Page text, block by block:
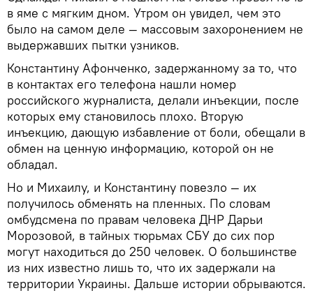
в яме с мягким дном. Утром он увидел, чем это
было на самом деле — массовым захоронением не
выдержавших пытки узников.
Константину Афонченко, задержанному за то, что
в контактах его телефона нашли номер
российского журналиста, делали инъекции, после
которых ему становилось плохо. Вторую
инъекцию, дающую избавление от боли, обещали в
обмен на ценную информацию, которой он не
обладал.
Но и Михаилу, и Константину повезло — их
получилось обменять на пленных. По словам
омбудсмена по правам человека ДНР Дарьи
Морозовой, в тайных тюрьмах СБУ до сих пор
могут находиться до 250 человек. О большинстве
из них известно лишь то, что их задержали на
территории Украины. Дальше истории обрываются.